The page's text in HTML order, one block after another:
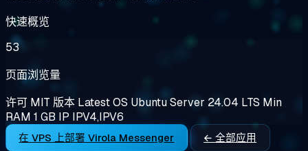
快速概览
53
页面浏览量
许可 MIT 版本 LatestOS Ubuntu Server 24.04 LTS Min
RAM 1 GB IP IPV4,IPV6
在 VPS 上部署 Virola Messenger ← 全部应用